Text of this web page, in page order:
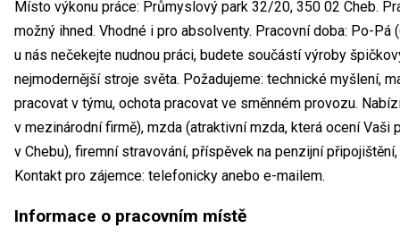
Místo výkonu práce: Průmyslový park 32/20, 350 02 Cheb.
možný ihned. Vhodné i pro absolventy. Pracovní doba: Po-Pá
u nás nečekejte nudnou práci, budete součástí výroby
nejmodernější stroje světa. Požadujeme: technické myšlení,
pracovat v týmu, ochota pracovat ve směnném provozu.
v mezinárodní firmě), mzda (atraktivní mzda, která ocení
v Chebu), firemní stravování, příspěvek na penzijní
Kontakt pro zájemce: telefonicky anebo e-mailem.
Informace o pracovním místě